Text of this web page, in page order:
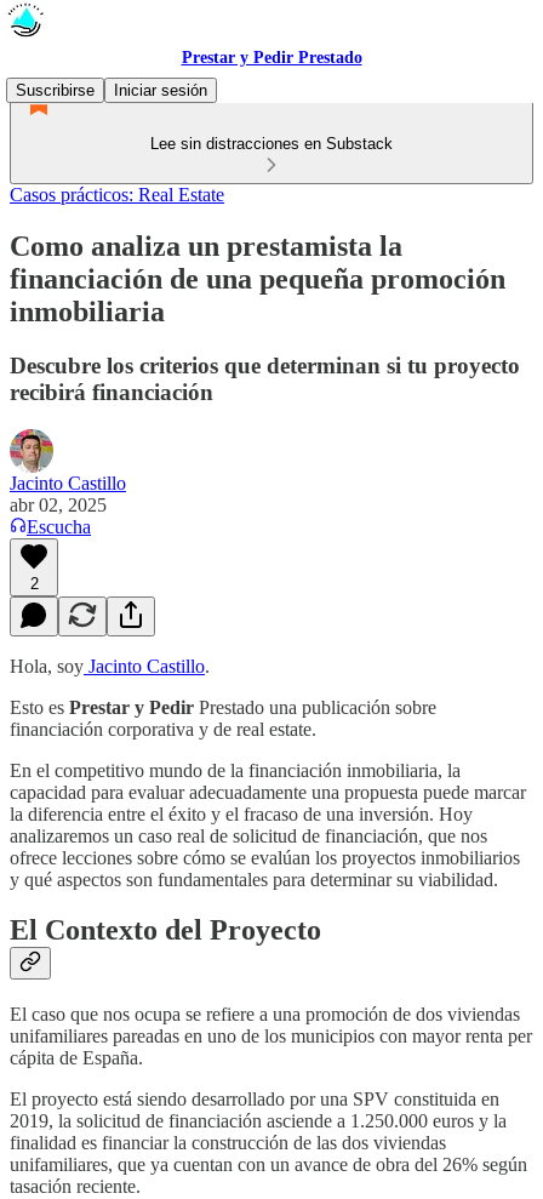
Prestar y Pedir Prestado
Suscribirse
Iniciar sesión
Lee sin distracciones en Substack
Casos prácticos: Real Estate
Como analiza un prestamista la
financiación de una pequeña promoción
inmobiliaria
Descubre los criterios que determinan si tu proyecto
recibirá financiación
Jacinto Castillo
abr 02, 2025
Escucha
2
Hola, soy Jacinto Castillo.
Esto es Prestar y Pedir Prestado una publicación sobre
financiación corporativa y de real estate.
En el competitivo mundo de la financiación inmobiliaria, la
capacidad para evaluar adecuadamente una propuesta puede marcar
la diferencia entre el éxito y el fracaso de una inversión. Hoy
analizaremos un caso real de solicitud de financiación, que nos
ofrece lecciones sobre cómo se evalúan los proyectos inmobiliarios
y qué aspectos son fundamentales para determinar su viabilidad.
El Contexto del Proyecto
El caso que nos ocupa se refiere a una promoción de dos viviendas
unifamiliares pareadas en uno de los municipios con mayor renta per
cápita de España.
El proyecto está siendo desarrollado por una SPV constituida en
2019, la solicitud de financiación asciende a 1.250.000 euros y la
finalidad es financiar la construcción de las dos viviendas
unifamiliares, que ya cuentan con un avance de obra del 26% según
tasación reciente.